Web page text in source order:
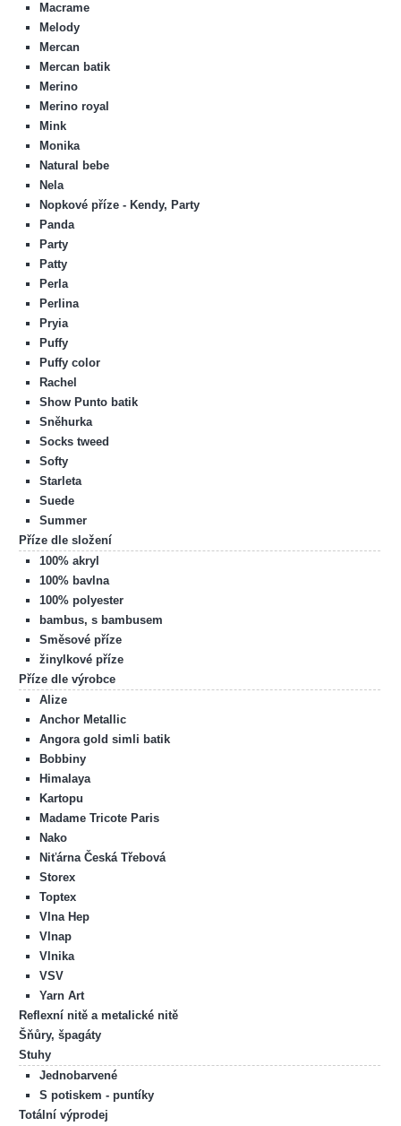
Macrame
Melody
Mercan
Mercan batik
Merino
Merino royal
Mink
Monika
Natural bebe
Nela
Nopkové příze - Kendy, Party
Panda
Party
Patty
Perla
Perlina
Pryia
Puffy
Puffy color
Rachel
Show Punto batik
Sněhurka
Socks tweed
Softy
Starleta
Suede
Summer
Příze dle složení
100% akryl
100% bavlna
100% polyester
bambus, s bambusem
Směsové příze
žinylkové příze
Příze dle výrobce
Alize
Anchor Metallic
Angora gold simli batik
Bobbiny
Himalaya
Kartopu
Madame Tricote Paris
Nako
Niťárna Česká Třebová
Storex
Toptex
Vlna Hep
Vlnap
Vlnika
VSV
Yarn Art
Reflexní nitě a metalické nitě
Šňůry, špagáty
Stuhy
Jednobarvené
S potiskem - puntíky
Totální výprodej